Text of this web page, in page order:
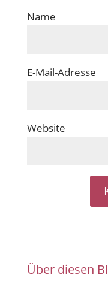
Name
E-Mail-Adresse
Website
Über diesen